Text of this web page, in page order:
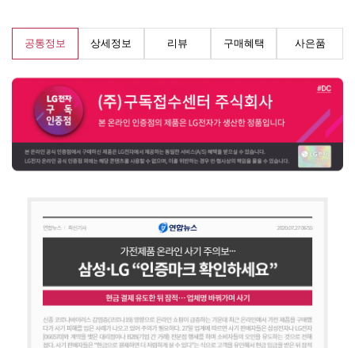
공통정보 상세정보 리뷰 구매혜택 사은품